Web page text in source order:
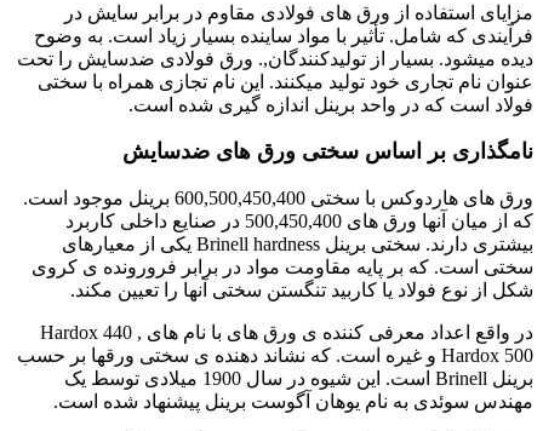
مزایای استفاده از ورق های فولادی مقاوم در برابر سایش در
فرآیندی که شامل. تأثیر با مواد ساینده بسیار زیاد است. به وضوح
دیده میشود. بسیار از تولیدکنندگان,. ورق فولادی ضدسایش را تحت
عنوان نام تجاری خود تولید میکنند. این نام تجازی همراه با سختی
فولاد است که در واحد برینل اندازه گیری شده است.
نامگذاری بر اساس سختی ورق های ضدسایش
ورق های هاردوکس با سختی 600,500,450,400 برینل موجود است.
که از میان آنها ورق های 500,450,400 در صنایع داخلی کاربرد
بیشتری دارند. سختی برینل Brinell hardness یکی از معیارهای
سختی است. که بر پایه مقاومت مواد در برابر فرورونده ی کروی
شکل از نوع فولاد یا کاربید تنگستن سختی آنها را تعیین مکند.
در واقع اعداد معرفی کننده ی ورق های با نام های Hardox 440 ,
Hardox 500 و غیره است. که نشاند دهنده ی سختی ورقها بر حسب
برینل Brinell است. این شیوه در سال 1900 میلادی توسط یک
مهندس سوئدی به نام یوهان آگوست برینل پیشنهاد شده است.